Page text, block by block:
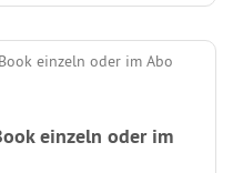
einzeln oder im